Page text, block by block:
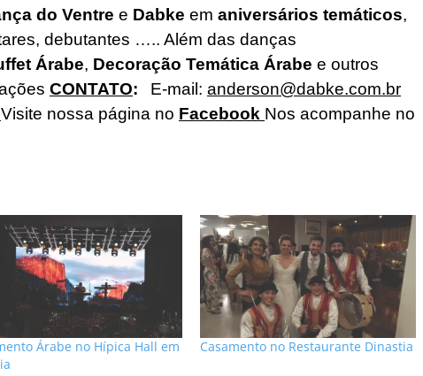
do Ventre e Dabke em aniversários temáticos,
debutantes ….. Além das danças
Árabe, Decoração Temática Árabe e outros
CONTATO: E-mail: anderson@dabke.com.br
Visite nossa página no Facebook Nos acompanhe no
Árabe no Hípica Hall em
Casamento no Restaurante Dinastia